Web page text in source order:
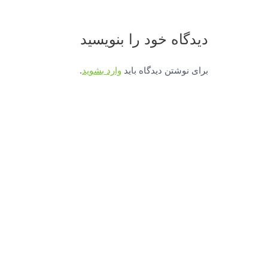
دیدگاه‌ خود را بنویسید
برای نوشتن دیدگاه باید وارد بشوید.